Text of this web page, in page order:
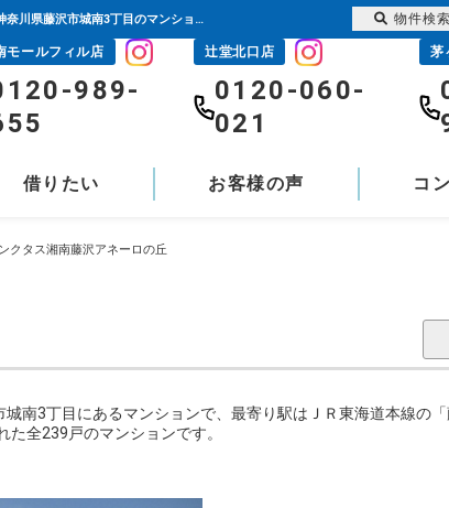
サンクタス湘南藤沢アネーロの丘｜藤沢駅の購入・売り物件、売却査定・相場・売却価格情報｜神奈川県藤沢市城南3丁目のマンション情報｜センチュリー21富士ハウジング
モールフィル店
989-
辻堂北口店
0120-060-
021
茅
借りたい お客様の声 コ
クタス湘南藤沢アネーロの丘
南3丁目にあるマンションで、最寄り駅はＪＲ東海道本線の
全239戸のマンションです。
物件検索